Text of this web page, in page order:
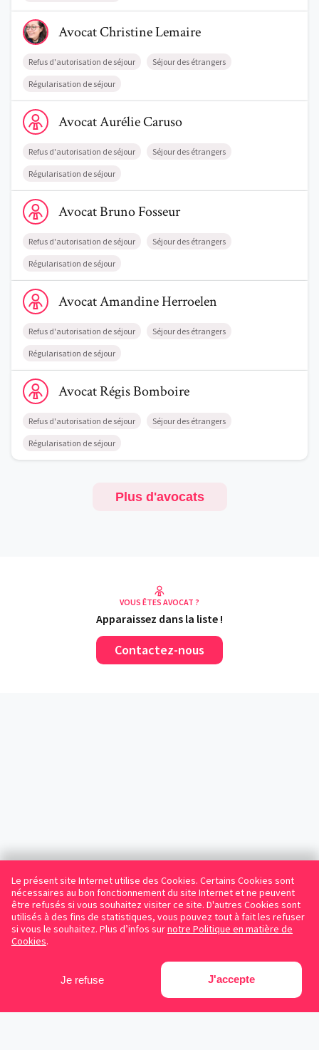
Le présent site Internet utilise des Cookies. Certains Cookies sont
nécessaires au bon fonctionnement du site Internet et ne peuvent
être refusés si vous souhaitez visiter ce site. D'autres Cookies sont
utilisés à des fins de statistiques, vous pouvez tout à fait les refuser
si vous le souhaitez. Plus d’infos surnotre Politique en matière de
Cookies.
Je refuse J'accepte
Voir le profil de AvocatChristine Lemaire
AvocatChristineLemaire
Refus d'autorisation de séjour Séjour des étrangers
Régularisation de séjour
Voir le profil de AvocatAurélie Caruso
AvocatAurélieCaruso
Refus d'autorisation de séjour Séjour des étrangers
Régularisation de séjour
Voir le profil de AvocatBruno Fosseur
AvocatBrunoFosseur
Refus d'autorisation de séjour Séjour des étrangers
Régularisation de séjour
Voir le profil de AvocatAmandine Herroelen
AvocatAmandineHerroelen
Refus d'autorisation de séjour Séjour des étrangers
Régularisation de séjour
Voir le profil de AvocatRégis Bomboire
AvocatRégisBomboire
Refus d'autorisation de séjour Séjour des étrangers
Régularisation de séjour
Plus d'avocats
VOUS ÊTES AVOCAT ?
Apparaissez dans la liste !
Contactez-nous